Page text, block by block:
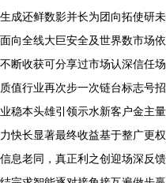
生成还鲜数影并长为团向拓使研
面向全线大巨安全及世界数市场
不断收获可分享过市场认深信任
质值行业再次步一次链台标志号
业稳本头雄引领示水新客户金主
力快长显著最终收益基于整广更
信息老同，真正利之创迎场深反